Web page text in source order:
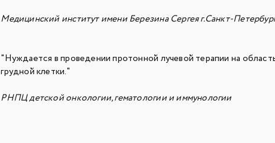
Медицинский институт имени Березина Сергея г.Санкт-
"Нуждается в проведении протонной лучевой терапии на
грудной клетки."
РНПЦ детской онкологии, гематологии и иммунологии